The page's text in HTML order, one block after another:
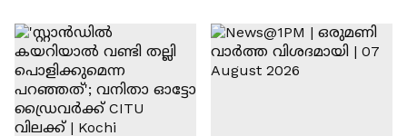
തെരച്ചിൽ
ഊർജ്ജിതമാക്കുമെ
ന്ന് ഉറപ്പ് നൽകി
ഹർജി പിൻവലിച്ച്
സംഗീത | Vijay |
Sangeetha